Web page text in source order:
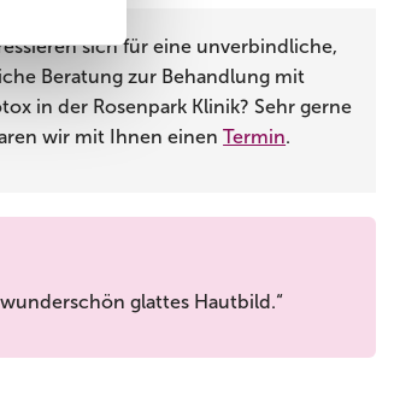
sich für eine unverbindliche,
Beratung zur Behandlung mit
in der Rosenpark Klinik? Sehr gerne
wir mit Ihnen einenTermin.
glattes Hautbild.“